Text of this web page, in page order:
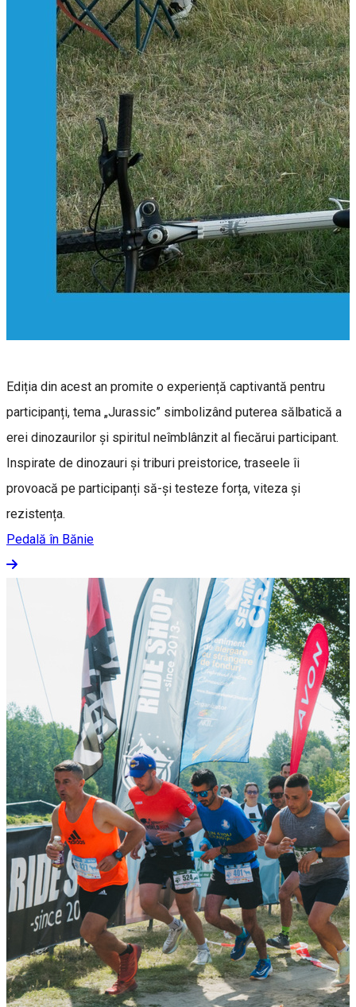
Ediția din acest an promite o experiență captivantă pentru
participanți, tema „Jurassic” simbolizând puterea sălbatică a
erei dinozaurilor și spiritul neîmblânzit al fiecărui participant.
Inspirate de dinozauri și triburi preistorice, traseele îi
provoacă pe participanți să-și testeze forța, viteza și
rezistența.
Pedală în Bănie